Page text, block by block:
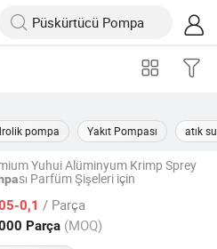
pompa Yakıt Pompası atık
Yuhui Alüminyum Krimp Sprey
sı Parfüm Şişeleri için
0,1 / Parça
Parça (MOQ)
CO., LTD.
Fiyat 2007